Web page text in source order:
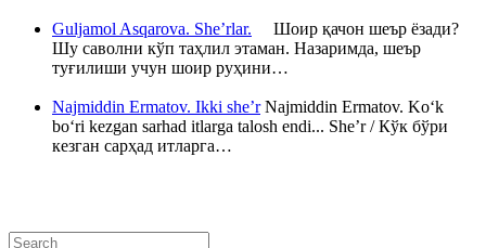
Guljamol Asqarova. She’rlar. Шоир қачон шеър ёзади?
Шу саволни кўп таҳлил этаман. Назаримда, шеър
туғилиши учун шоир руҳини…
Najmiddin Ermatov. Ikki she’rNajmiddin Ermatov. Ko‘k
bo‘ri kezgan sarhad itlarga talosh endi... She’r / Кўк бўри
кезган сарҳад итларга…